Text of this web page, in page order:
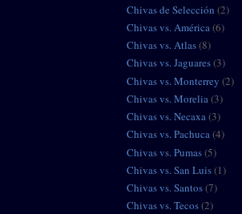
Chivas de Selección (2)
Chivas vs. América(6)
Chivas vs. Atlas(8)
Chivas vs. Jaguares(3)
Chivas vs. Monterrey (2)
Chivas vs. Morelia(3)
Chivas vs. Necaxa(3)
Chivas vs. Pachuca(4)
Chivas vs. Pumas(5)
Chivas vs. San Luis(1)
Chivas vs. Santos(7)
Chivas vs. Tecos(2)